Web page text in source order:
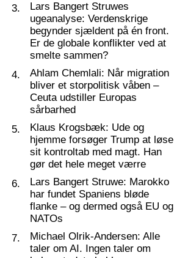
3.
Lars Bangert Struwes
ugeanalyse: Verdenskrige
begynder sjældent på én front.
Er de globale konflikter ved at
smelte sammen?
4.
Ahlam Chemlali: Når migration
bliver et storpolitisk våben –
Ceuta udstiller Europas
sårbarhed
5.
Klaus Krogsbæk: Ude og
hjemme forsøger Trump at løse
sit kontroltab med magt. Han
gør det hele meget værre
6.
Lars Bangert Struwe: Marokko
har fundet Spaniens bløde
flanke – og dermed også EU og
NATOs
7.
Michael Olrik-Andersen: Alle
taler om AI. Ingen taler om